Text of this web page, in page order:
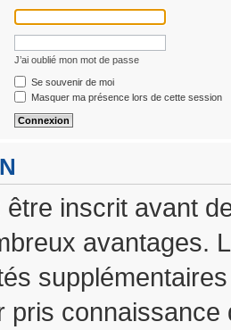
J’ai oublié mon mot de passe
Se souvenir de moi
Masquer ma présence lors de cette session
inscrit avant
avantages.
pris